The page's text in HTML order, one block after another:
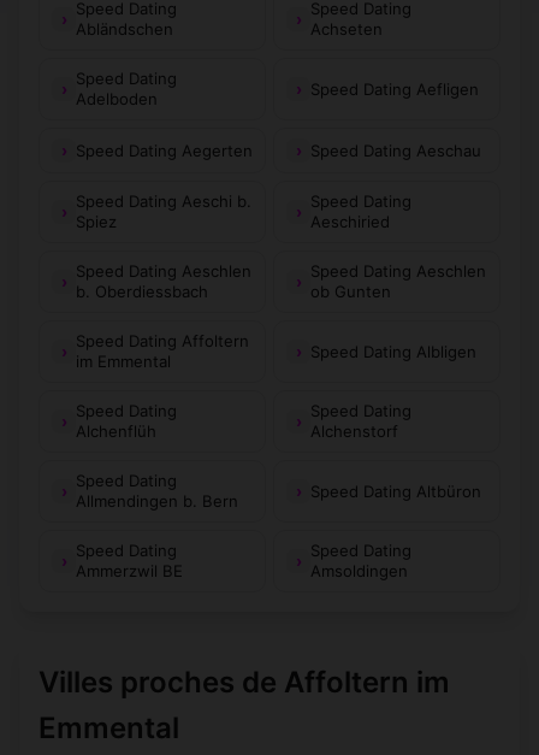
Speed Dating
Abländschen
Speed Dating
Achseten
Speed Dating
Adelboden
Speed Dating Aefligen
Speed Dating Aegerten Speed Dating Aeschau
Speed Dating Aeschi b.
Spiez
Speed Dating
Aeschiried
Speed Dating Aeschlen
b. Oberdiessbach
Speed Dating Aeschlen
ob Gunten
Speed Dating Affoltern
im Emmental
Speed Dating Albligen
Speed Dating
Alchenflüh
Speed Dating
Alchenstorf
Speed Dating
Allmendingen b. Bern
Speed Dating Altbüron
Speed Dating
Ammerzwil BE
Speed Dating
Amsoldingen
Villes proches de Affoltern im
Emmental